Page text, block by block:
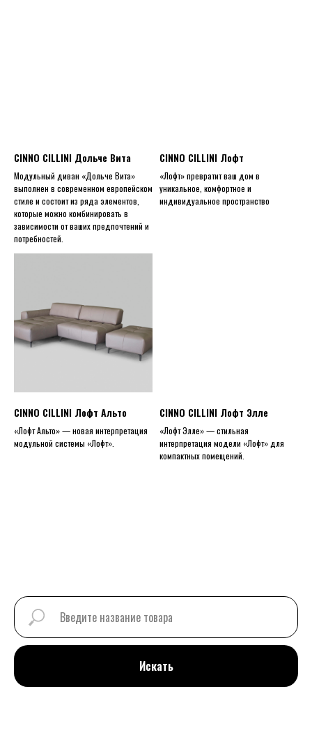
CINNO CILLINI Дольче Вита
Модульный диван «Дольче Вита»
выполнен в современном европейском
стиле и состоит из ряда элементов,
которые можно комбинировать в
зависимости от ваших предпочтений и
потребностей.
CINNO CILLINI Лофт
«Лофт» превратит ваш дом в
уникальное, комфортное и
индивидуальное пространство
CINNO CILLINI Лофт Альто
«Лофт Альто» — новая интерпретация
модульной системы «Лофт».
CINNO CILLINI Лофт Элле
«Лофт Элле» — стильная
интерпретация модели «Лофт» для
компактных помещений.
Искать